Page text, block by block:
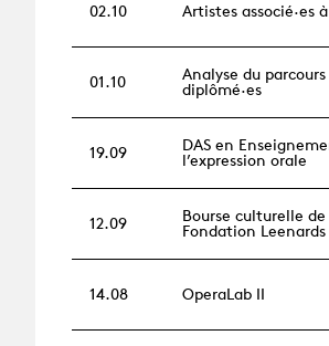
02.10 Artistes associé·es
01.10
Analyse du parcours
diplômé·es
19.09
DAS en
l’expression orale
12.09
Bourse culturelle
Fondation Leenards
14.08 OperaLab II